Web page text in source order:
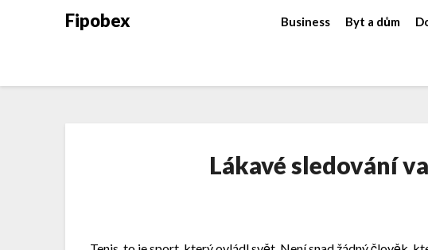
Fipobex Business Byt a dům
Lákavé sledování